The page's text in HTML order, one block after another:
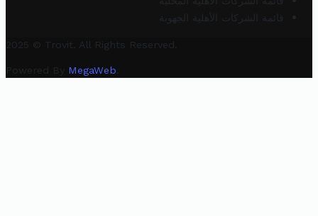
قائمة الشركات الأهلية الجهوية
2025 © Trovit. All Rights Reserved.
Powered By MegaWeb